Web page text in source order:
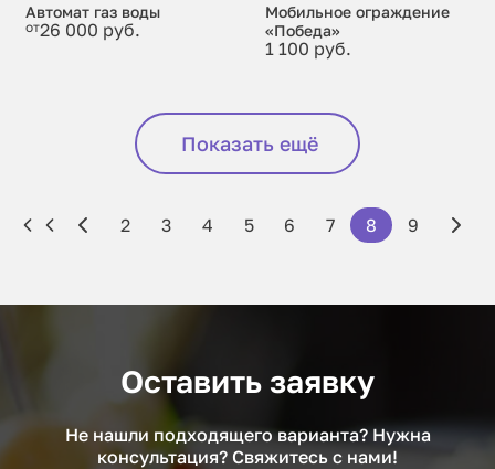
Автомат газ воды
от26 000 руб.
Мобильное ограждение
«Победа»
1 100 руб.
Показать ещё
2 3 4 5 6 7 8 9
Оставить заявку
Не нашли подходящего варианта? Нужна
консультация? Свяжитесь с нами!